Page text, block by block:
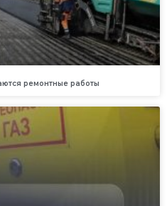
ремонтные работы